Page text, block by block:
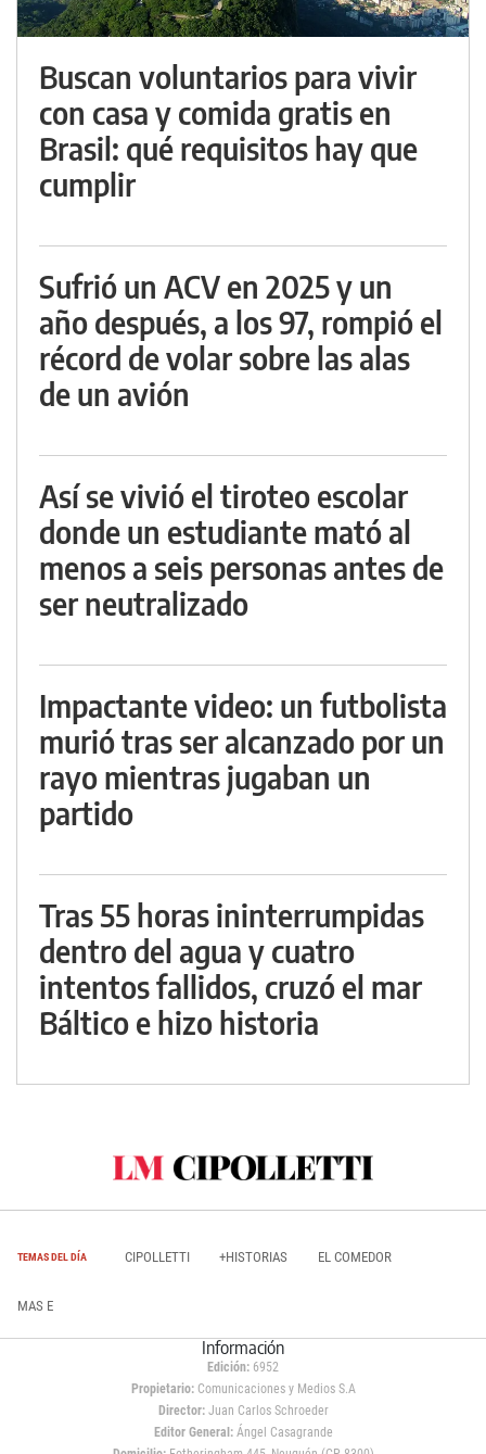
Buscan voluntarios para vivir
con casa y comida gratis en
Brasil: qué requisitos hay que
cumplir
Sufrió un ACV en 2025 y un
año después, a los 97, rompió el
récord de volar sobre las alas
de un avión
Así se vivió el tiroteo escolar
donde un estudiante mató al
menos a seis personas antes de
ser neutralizado
Impactante video: un futbolista
murió tras ser alcanzado por un
rayo mientras jugaban un
partido
Tras 55 horas ininterrumpidas
dentro del agua y cuatro
intentos fallidos, cruzó el mar
Báltico e hizo historia
TEMAS DEL DÍA CIPOLLETTI +HISTORIAS EL COMEDOR
MAS E
Información
Edición: 6952
Propietario:Comunicaciones y Medios S.A
Director: Juan Carlos Schroeder
Editor General:Ángel Casagrande